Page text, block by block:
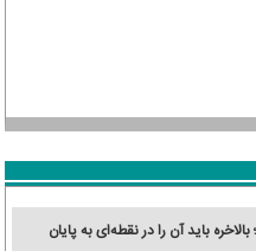
باید آن را در نقطه‌ای به پایان